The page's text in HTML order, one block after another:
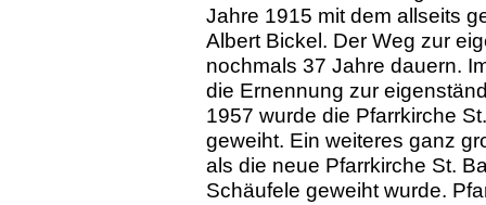
Jahre 1915 mit dem allseits
Albert Bickel. Der Weg zur
nochmals 37 Jahre dauern.
die Ernennung zur
1957 wurde die Pfarrkirche
geweiht. Ein weiteres ganz
als die neue Pfarrkirche St.
Schäufele geweiht wurde.